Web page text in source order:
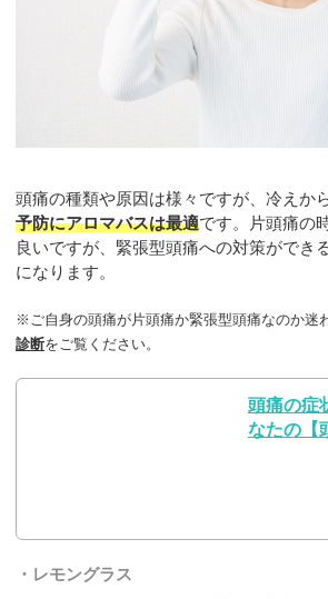
頭痛の種類や原因は様々ですが、冷えか
予防にアロマバスは最適です。片頭痛の
良いですが、緊張型頭痛への対策ができ
になります。
※ご自身の頭痛が片頭痛か緊張型頭痛なのか迷
診断をご覧ください。
頭痛の症
なたの【
レモングラス